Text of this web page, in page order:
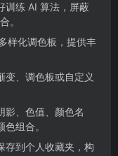
练 AI 算法，屏蔽
。
化调色板，提供丰
、调色板或自定义
、色值、颜色名
组合。
到个人收藏夹，构